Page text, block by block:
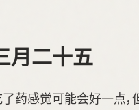
月二十五
药感觉可能会好一点，